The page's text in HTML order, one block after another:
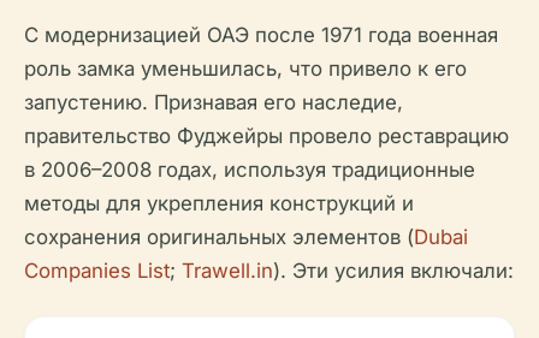
С модернизацией ОАЭ после 1971 года военная
роль замка уменьшилась, что привело к его
запустению. Признавая его наследие,
правительство Фуджейры провело реставрацию
в 2006–2008 годах, используя традиционные
методы для укрепления конструкций и
сохранения оригинальных элементов (Dubai
Companies List; Trawell.in). Эти усилия включали: